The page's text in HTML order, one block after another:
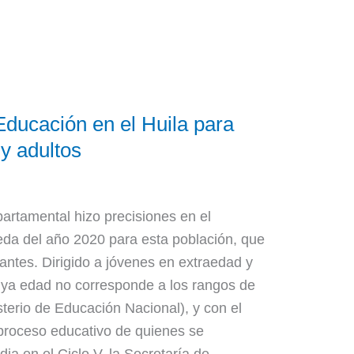
en el Huila para
adultos
hizo precisiones en el
del año 2020 para esta población, que
Dirigido a jóvenes en extraedad y
edad no corresponde a los rangos de
de Educación Nacional), y con el
educativo de quienes se